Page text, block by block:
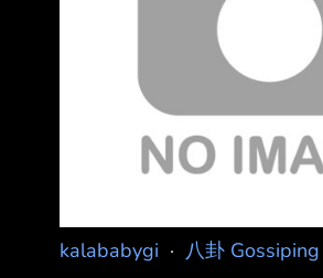
人，只是後面的劇情就太狗血
kalababygi · 八卦 Gossiping